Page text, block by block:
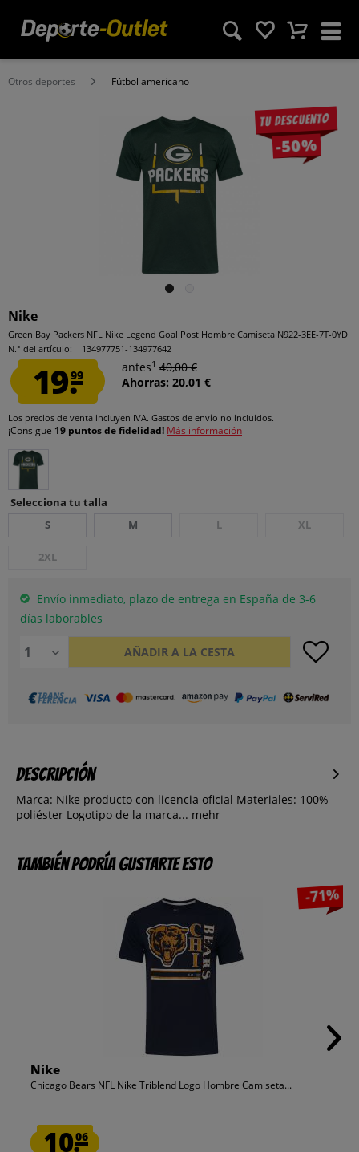
Otros deportes Fútbol americano
Tu descuento
-50%
Nike
Green Bay Packers NFL Nike Legend Goal Post Hombre Camiseta N922-3EE-7T-0YD
N.° del artículo:
134977751-134977642
19.99
antes1 40,00 €
Ahorras: 20,01 €
Los precios de venta incluyen IVA. Gastos de envío no incluidos.
¡Consigue 19 puntos de fidelidad! Más información
Selecciona tu talla
S
M L XL
2XL
Envío inmediato, plazo de entrega en España de 3-6
días laborables
AÑADIR A LA CESTA
Descripción
Marca: Nike producto con licencia oficial Materiales: 100%
poliéster Logotipo de la marca... mehr
También podría gustarte esto
-71%
Nike
Chicago Bears NFL Nike Triblend Logo Hombre Camiseta...
10.06